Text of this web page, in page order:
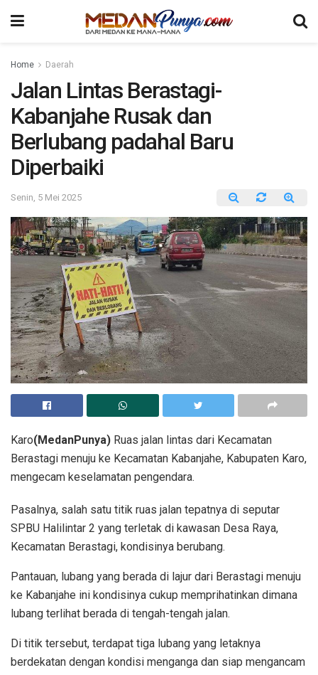
Home Daerah
Jalan Lintas Berastagi-
Kabanjahe Rusak dan
Berlubang padahal Baru
Diperbaiki
Senin, 5 Mei 2025
Karo(MedanPunya) Ruas jalan lintas dari Kecamatan
Berastagi menuju ke Kecamatan Kabanjahe, Kabupaten Karo,
mengecam keselamatan pengendara.
Pasalnya, salah satu titik ruas jalan tepatnya di seputar
SPBU Halilintar 2 yang terletak di kawasan Desa Raya,
Kecamatan Berastagi, kondisinya berubang.
Pantauan, lubang yang berada di lajur dari Berastagi menuju
ke Kabanjahe ini kondisinya cukup memprihatinkan dimana
lubang terlihat berada di tengah-tengah jalan.
Di titik tersebut, terdapat tiga lubang yang letaknya
berdekatan dengan kondisi menganga dan siap mengancam